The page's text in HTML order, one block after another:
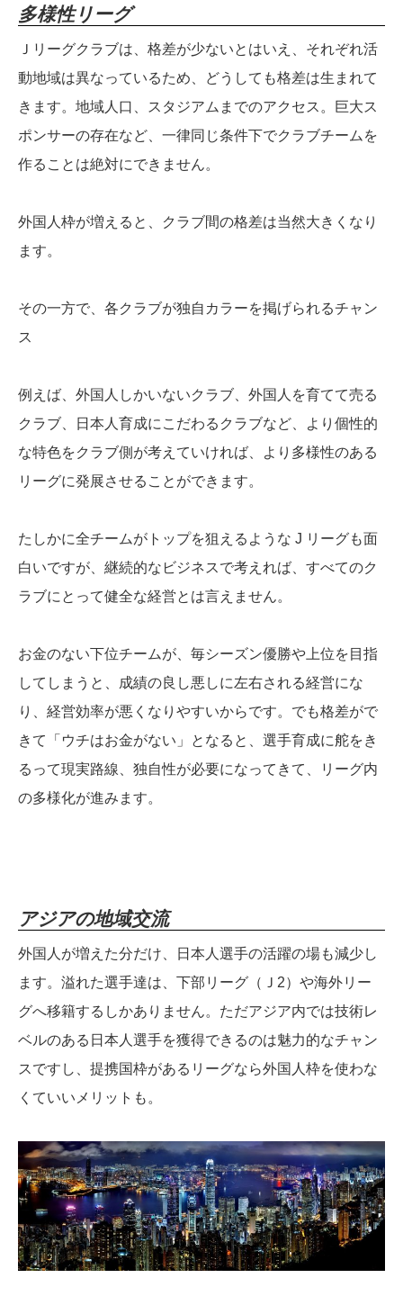
多様性リーグ
Ｊリーグクラブは、格差が少ないとはいえ、それぞれ活
動地域は異なっているため、どうしても格差は生まれて
きます。地域人口、スタジアムまでのアクセス。巨大ス
ポンサーの存在など、一律同じ条件下でクラブチームを
作ることは絶対にできません。
外国人枠が増えると、クラブ間の格差は当然大きくなり
ます。
その一方で、各クラブが独自カラーを掲げられるチャン
ス
例えば、外国人しかいないクラブ、外国人を育てて売る
クラブ、日本人育成にこだわるクラブなど、より個性的
な特色をクラブ側が考えていければ、より多様性のある
リーグに発展させることができます。
たしかに全チームがトップを狙えるような J リーグも面
白いですが、継続的なビジネスで考えれば、すべてのク
ラブにとって健全な経営とは言えません。
お金のない下位チームが、毎シーズン優勝や上位を目指
してしまうと、成績の良し悪しに左右される経営にな
り、経営効率が悪くなりやすいからです。でも格差がで
きて「ウチはお金がない」となると、選手育成に舵をき
るって現実路線、独自性が必要になってきて、リーグ内
の多様化が進みます。
アジアの地域交流
外国人が増えた分だけ、日本人選手の活躍の場も減少し
ます。溢れた選手達は、下部リーグ（Ｊ2）や海外リー
グへ移籍するしかありません。ただアジア内では技術レ
ベルのある日本人選手を獲得できるのは魅力的なチャン
スですし、提携国枠があるリーグなら外国人枠を使わな
くていいメリットも。